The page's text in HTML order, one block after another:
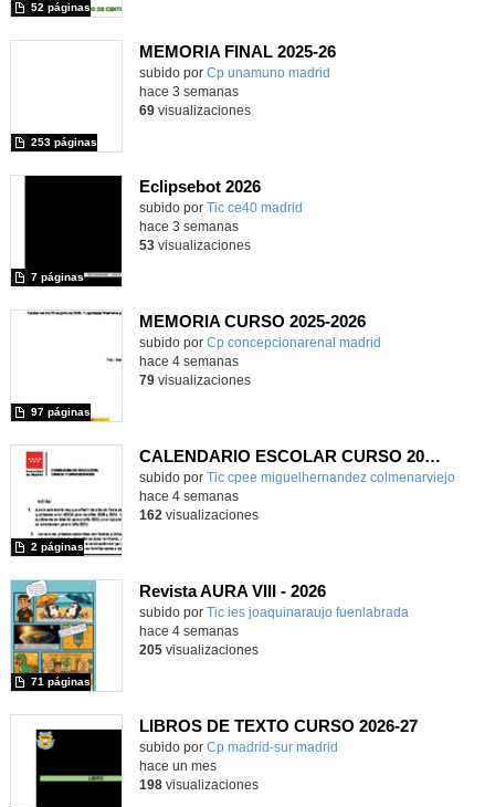
52 páginas
MEMORIA FINAL 2025-26
Contenido educativo.
subido por Cp unamuno madrid
253 páginas
hace 3 semanas
69visualizaciones
Eclipsebot 2026
subido por Tic ce40 madrid
7 páginas
hace 3 semanas
53visualizaciones
MEMORIA CURSO 2025-2026
subido por Cp concepcionarenal madrid
97 páginas
hace 4 semanas
79visualizaciones
CALENDARIO ESCOLAR CURSO 2026/2027
subido por Tic cpee miguelhernandez colmenarviejo
2 páginas
-
hace 4 semanas
162 visualizaciones
Revista AURA VIII - 2026
subido por Tic ies joaquinaraujo fuenlabrada
71 páginas
hace 4 semanas
205visualizaciones
LIBROS DE TEXTO CURSO 2026-27
subido por Cp madrid-sur madrid
hace un mes
198visualizaciones